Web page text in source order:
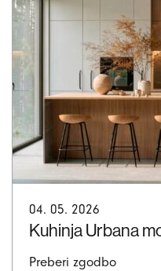
04. 05. 2026
Kuhinja Urbana
Preberi zgodbo